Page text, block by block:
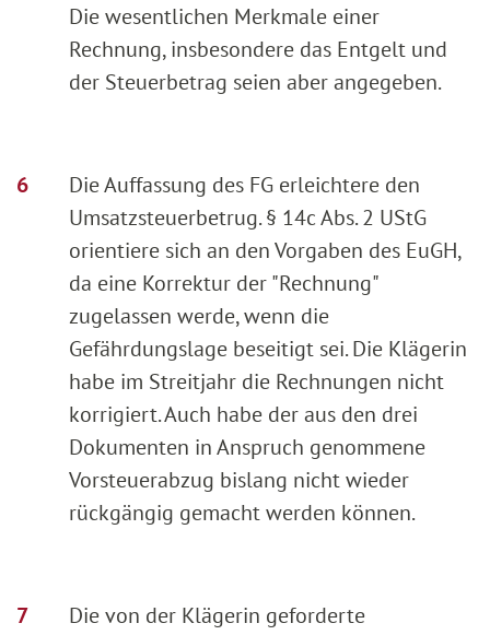
Die wesentlichen Merkmale einer
Rechnung, insbesondere das Entgelt und
der Steuerbetrag seien aber angegeben.
Die Auffassung des FG erleichtere den
Umsatzsteuerbetrug. § 14c Abs. 2 UStG
orientiere sich an den Vorgaben des EuGH,
da eine Korrektur der "Rechnung"
zugelassen werde, wenn die
Gefährdungslage beseitigt sei. Die Klägerin
habe im Streitjahr die Rechnungen nicht
korrigiert. Auch habe der aus den drei
Dokumenten in Anspruch genommene
Vorsteuerabzug bislang nicht wieder
rückgängig gemacht werden können.
Die von der Klägerin geforderte